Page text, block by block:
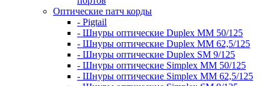
Оптические патч корды
- Pigtail
- Шнуры оптические Duplex MM 50/125
- Шнуры оптические Duplex MM 62,5/125
- Шнуры оптические Duplex SM 9/125
- Шнуры оптические Simplex MM 50/125
- Шнуры оптические Simplex MM 62,5/125